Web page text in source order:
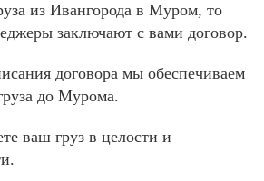
из Ивангорода в Муром, то
заключают с вами договор.
договора мы обеспечиваем
до Мурома.
ваш груз в целости и